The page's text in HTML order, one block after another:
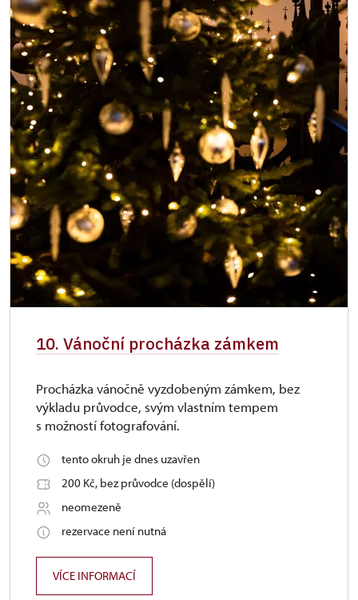
10. Vánoční procházka zámkem
Procházka vánočně vyzdobeným zámkem, bez
výkladu průvodce, svým vlastním tempem
s možností fotografování.
tento okruh je dnes uzavřen
200 Kč, bez průvodce (dospělí)
neomezeně
rezervace není nutná
VÍCE INFORMACÍ